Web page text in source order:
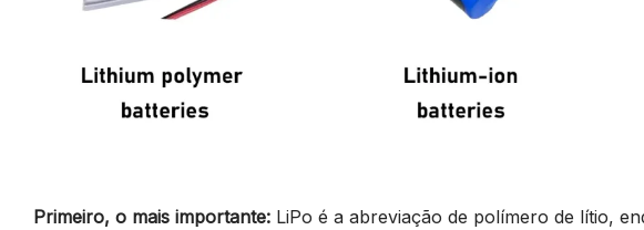
Primeiro, o mais importante: LiPo é a abreviação de polímero de lítio,